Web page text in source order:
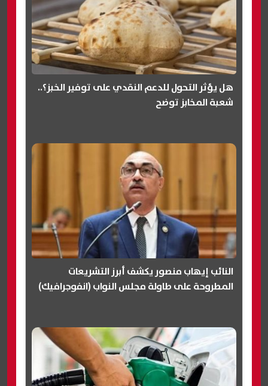
هل يؤثر التحول للدعم النقدي على توفير الخبز؟..
شعبة المخابز توضح
النائب إيهاب منصور يكشف أبرز التشريعات
المطروحة على طاولة مجلس النواب (انفوجرافيك)